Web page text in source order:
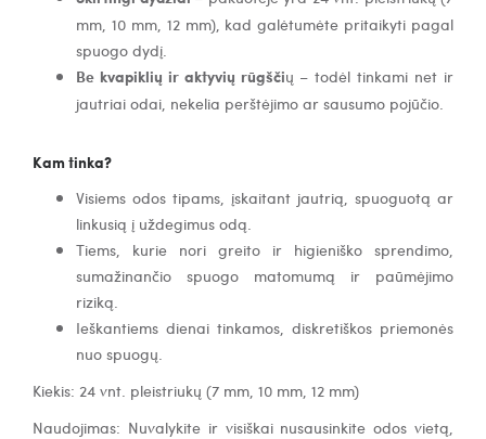
mm, 10 mm, 12 mm), kad galėtumėte pritaikyti pagal
spuogo dydį.
Be kvapiklių ir aktyvių rūgščių – todėl tinkami net ir
jautriai odai, nekelia perštėjimo ar sausumo pojūčio.
Kam tinka?
Visiems odos tipams, įskaitant jautrią, spuoguotą ar
linkusią į uždegimus odą.
Tiems, kurie nori greito ir higieniško sprendimo,
sumažinančio spuogo matomumą ir paūmėjimo
riziką.
Ieškantiems dienai tinkamos, diskretiškos priemonės
nuo spuogų.
Kiekis: 24 vnt. pleistriukų (7 mm, 10 mm, 12 mm)
Naudojimas: Nuvalykite ir visiškai nusausinkite odos vietą,